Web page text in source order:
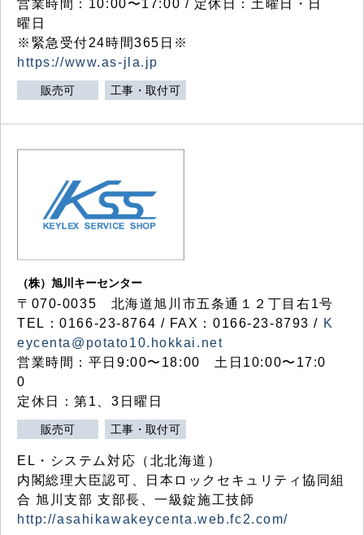
営業時間：10:00〜17:00 / 定休日：土曜日・日
曜日
※緊急受付24時間365日※
https://www.as-jla.jp
販売可 工事・取付可
（株）旭川キーセンター
〒070-0035 北海道旭川市五条通１２丁目右1号
TEL：0166-23-8764 / FAX：0166-23-8793 / K
eycenta@potato10.hokkai.net
営業時間：平日9:00〜18:00 土日10:00〜17:0
0
定休日：第1、3日曜日
販売可 工事・取付可
EL・システム対応（北北海道）
内閣総理大臣認可、日本ロックセキュリティ協同組
合 旭川支部 支部長、一級錠施工技師
http://asahikawakeycenta.web.fc2.com/